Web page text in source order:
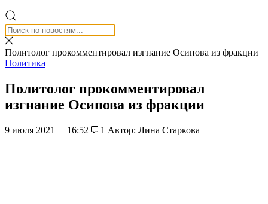
Политолог прокомментировал изгнание Осипова из фракции
Политика
Политолог прокомментировал
изгнание Осипова из фракции
9 июля 2021 16:52 1 Автор: Лина Старкова